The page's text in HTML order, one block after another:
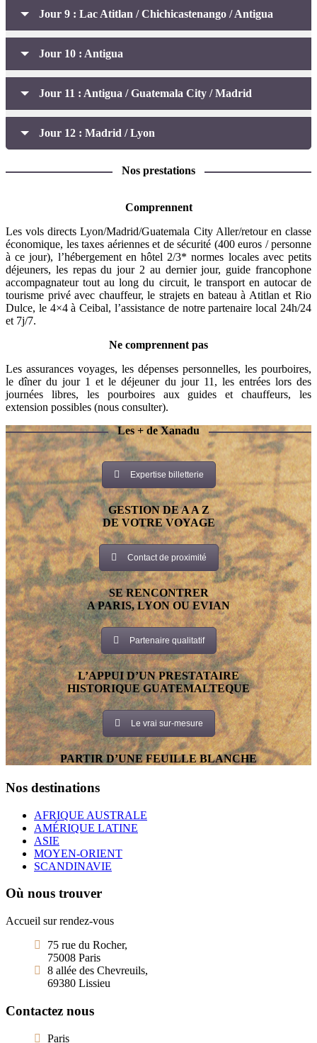
Jour 9 : Lac Atitlan / Chichicastenango / Antigua
Jour 10 : Antigua
Jour 11 : Antigua / Guatemala City / Madrid
Jour 12 : Madrid / Lyon
Nos prestations
Comprennent
Les vols directs Lyon/Madrid/Guatemala City Aller/retour en classe
économique, les taxes aériennes et de sécurité (400 euros / personne
à ce jour), l’hébergement en hôtel 2/3* normes locales avec petits
déjeuners, les repas du jour 2 au dernier jour, guide francophone
accompagnateur tout au long du circuit, le transport en autocar de
tourisme privé avec chauffeur, le strajets en bateau à Atitlan et Rio
Dulce, le 4×4 à Ceibal, l’assistance de notre partenaire local 24h/24
et 7j/7.
Ne comprennent pas
Les assurances voyages, les dépenses personnelles, les pourboires,
le dîner du jour 1 et le déjeuner du jour 11, les entrées lors des
journées libres, les pourboires aux guides et chauffeurs, les
extension possibles (nous consulter).
Les + de Xanadu
Expertise billetterie
GESTION DE A A Z
DE VOTRE VOYAGE
Contact de proximité
SE RENCONTRER
A PARIS, LYON OU EVIAN
Partenaire qualitatif
L’APPUI D’UN PRESTATAIRE
HISTORIQUE GUATEMALTEQUE
Le vrai sur-mesure
PARTIR D’UNE FEUILLE BLANCHE
Nos destinations
AFRIQUE AUSTRALE
AMÉRIQUE LATINE
ASIE
MOYEN-ORIENT
SCANDINAVIE
Où nous trouver
Accueil sur rendez-vous
75 rue du Rocher,
75008 Paris
8 allée des Chevreuils,
69380 Lissieu
Contactez nous
Paris